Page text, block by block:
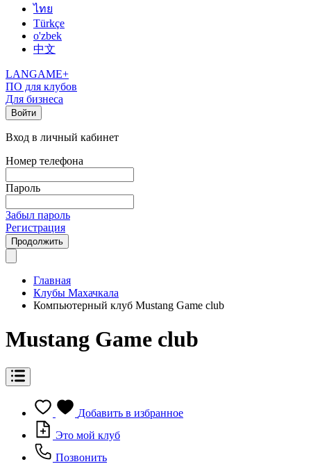
ไทย
Türkçe
o'zbek
中文
LANGAME+
ПО для клубов
Для бизнеса
Войти
Вход в личный кабинет
Номер телефона
Пароль
Забыл пароль
Регистрация
Продолжить
Главная
Клубы Махачкала
Компьютерный клуб Mustang Game club
Mustang Game club
Добавить в избранное
Это мой клуб
Позвонить